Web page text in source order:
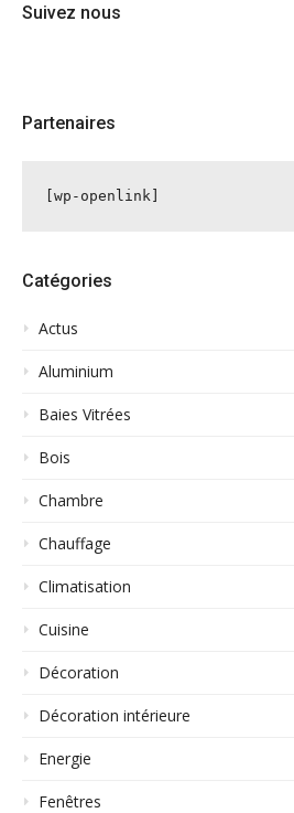
Suivez nous
Partenaires
[wp-openlink]
Catégories
Actus
Aluminium
Baies Vitrées
Bois
Chambre
Chauffage
Climatisation
Cuisine
Décoration
Décoration intérieure
Energie
Fenêtres